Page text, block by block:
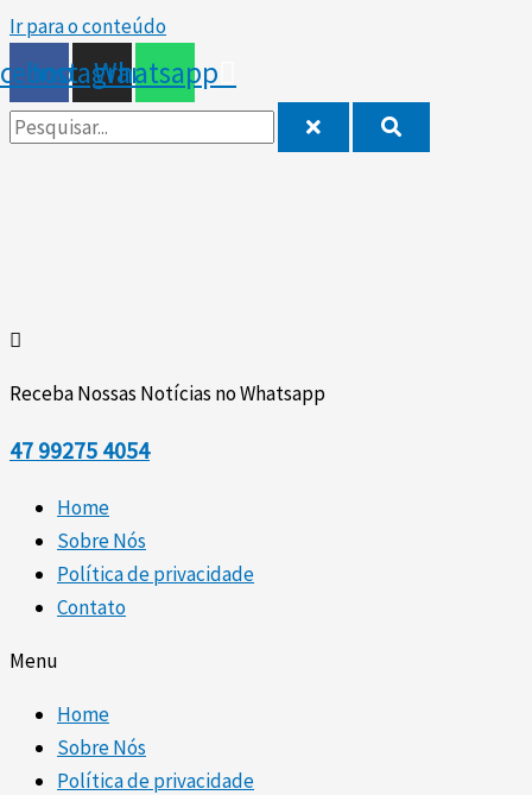
Ir para o conteúdo
InstagramWhatsapp
Receba Nossas Notícias no Whatsapp
47 99275 4054
Home
Sobre Nós
Política de privacidade
Contato
Menu
Home
Sobre Nós
Política de privacidade